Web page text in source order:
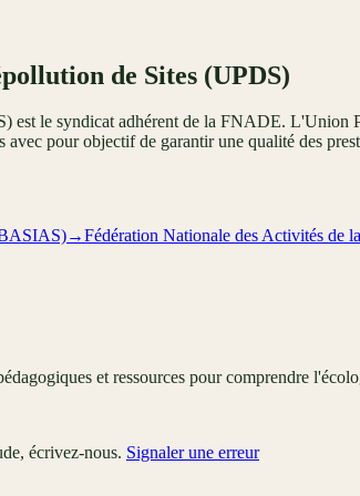
de Sites (UPDS)
le syndicat adhérent de la FNADE. L'Union
avec pour objectif de garantir une qualité des
→Fédération Nationale des Activités de
et ressources pour comprendre
écrivez-nous. Signaler une erreur